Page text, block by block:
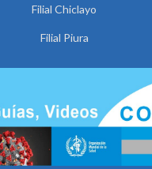
Filial Chiclayo
Filial Piura